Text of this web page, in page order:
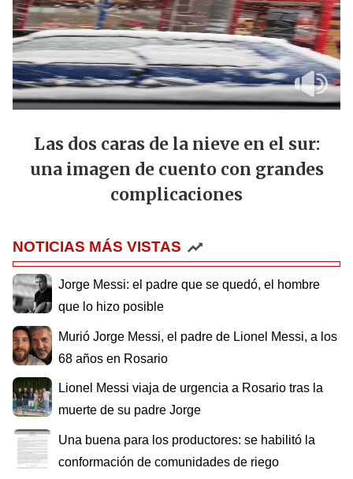
Las dos caras de la nieve en el sur:
una imagen de cuento con grandes
complicaciones
NOTICIAS MÁS VISTAS
Jorge Messi: el padre que se quedó, el hombre
que lo hizo posible
Murió Jorge Messi, el padre de Lionel Messi, a los
68 años en Rosario
Lionel Messi viaja de urgencia a Rosario tras la
muerte de su padre Jorge
Una buena para los productores: se habilitó la
conformación de comunidades de riego